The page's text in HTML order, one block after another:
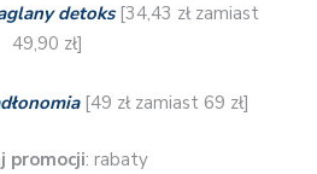
detoks[34,43 zł zamiast
49,90 zł]
[49 zł zamiast 69 zł]
promocji: rabaty